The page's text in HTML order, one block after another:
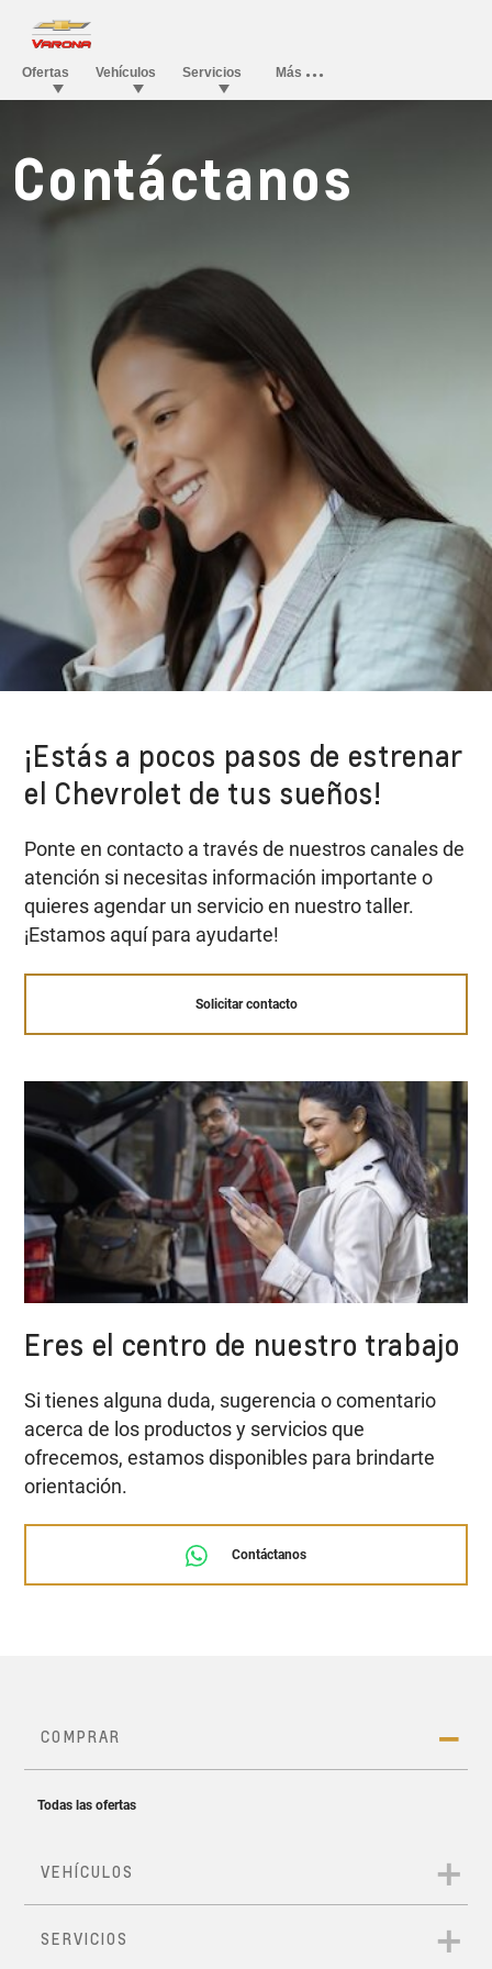
Contáctanos
¡Estás a pocos pasos de estrenar
el Chevrolet de tus sueños!
Ponte en contacto a través de nuestros canales de
atención si necesitas información importante o
quieres agendar un servicio en nuestro taller.
¡Estamos aquí para ayudarte!
Solicitar contacto
Eres el centro de nuestro trabajo
Si tienes alguna duda, sugerencia o comentario
acerca de los productos y servicios que
ofrecemos, estamos disponibles para brindarte
orientación.
Contáctanos